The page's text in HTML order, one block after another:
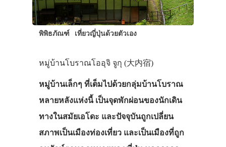
พิพิธภัณฑ์ เที่ยวญี่ปุ่นด้วยตัวเอง
หมู่บ้านโบราณโออุจิ จูกุ (大内宿)
หมู่บ้านเล็กๆ ที่เต็มไปด้วยกลุ่มบ้านโบราณ
หลายหลังแห่งนี้ เป็นจุดพักผ่อนของนักเดิน
ทางในสมัยเอโดะ และปัจจุบันถูกเปลี่ยน
สภาพเป็นเมืองท่องเที่ยว และเป็นเมืองที่ถูก